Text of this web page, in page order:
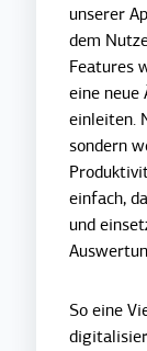
unserer
dem
Features
eine
einleiten.
sondern
einfach,
und
So eine